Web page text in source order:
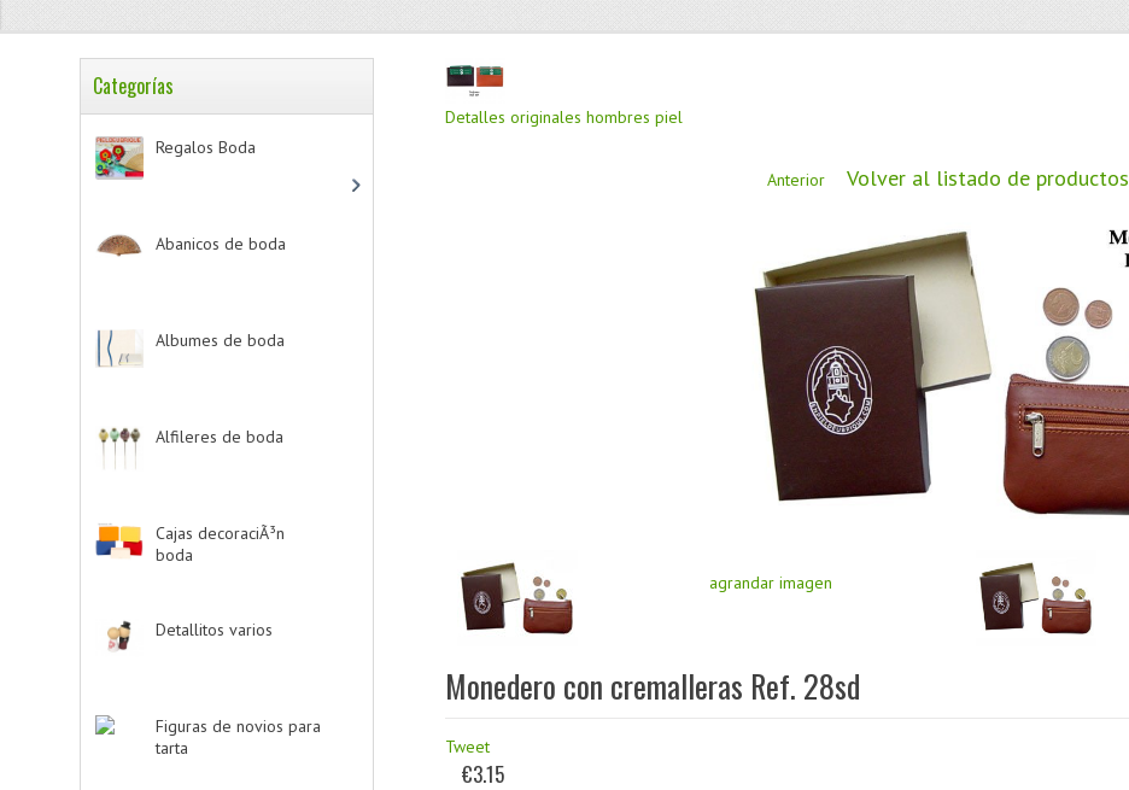
Detalles originales hombres piel
Anterior Volver al listado de productos
agrandar imagen
Monedero con cremalleras Ref. 28sd
Tweet
€3.15
Categorías
Regalos Boda
Abanicos de boda
Albumes de boda
Alfileres de boda
Cajas decoraciÃ³n
boda
Detallitos varios
Figuras de novios para
tarta